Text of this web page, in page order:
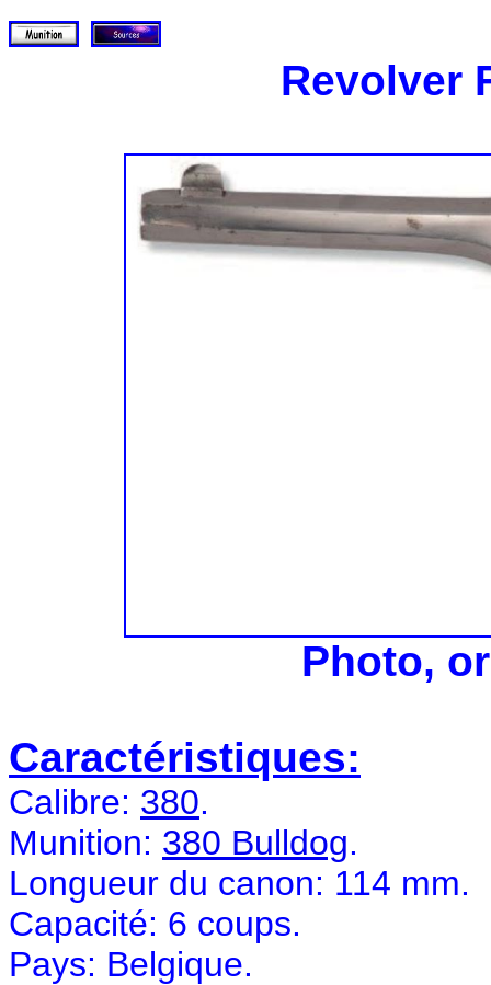
Revolver
Photo,
Caractéristiques:
Calibre: 380.
Munition: 380 Bulldog.
Longueur du canon: 114 mm.
Capacité: 6 coups.
Pays: Belgique.